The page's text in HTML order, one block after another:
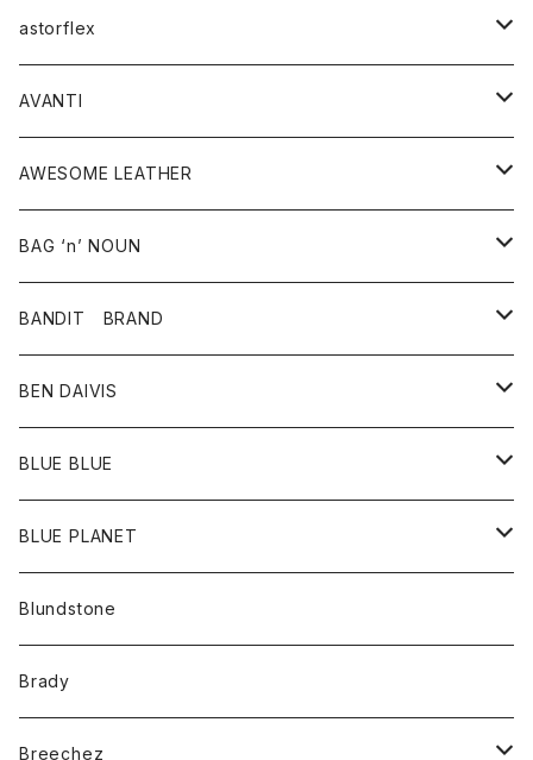
スカート
バッグ
シューズ
アクセサリー
その他雑貨
コート
ジャケット
トップス
ベスト
シャツ
ワンピース
ボトム
スカート
パンツ
グッズ
靴
アクセサリー
ウォレット
バッグ
astorflex
グッズ
靴
AVANTI
シャツ
AWESOME LEATHER
アウター
革ジャケット
BAG ‘n’ NOUN
アクセサリー
バッグ
ポーチ
BANDIT BRAND
トップス
Ｔシャツ
BEN DAIVIS
ポトム
パンツ
BLUE BLUE
アウター
カーディガン
コート
アクセサリー
バッグ
ベルト
キッズ
Tシャツ
グッズ
BLUE PLANET
サングラス
Blundstone
Brady
Breechez